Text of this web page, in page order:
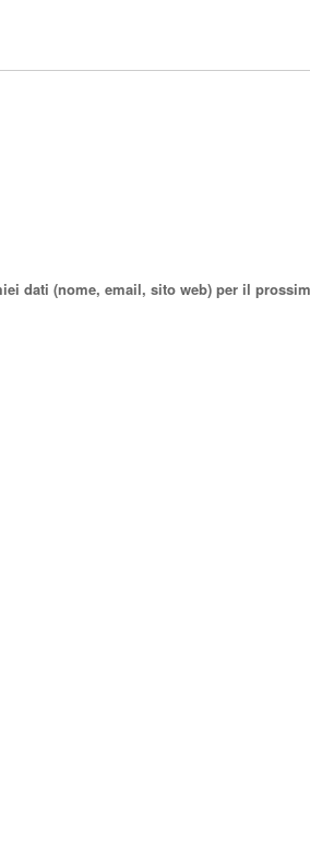
dati (nome, email, sito web) per il